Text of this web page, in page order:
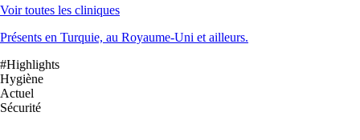
Voir toutes les cliniques
Présents en Turquie, au Royaume-Uni et ailleurs.
#Highlights
Hygiène
Actuel
Sécurité